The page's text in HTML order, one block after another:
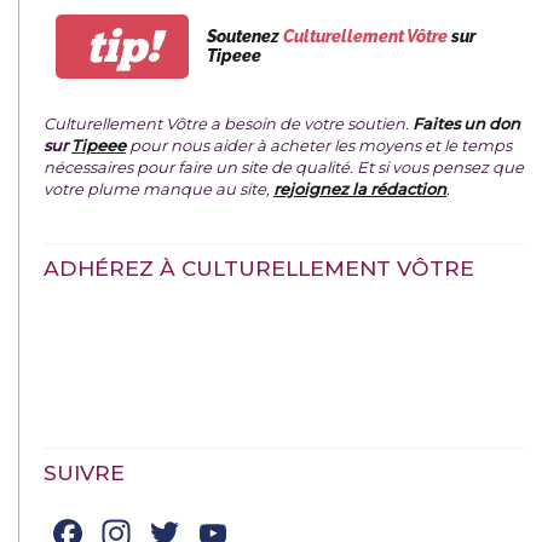
tip! SoutenezCulturellement Vôtresur
Tipeee
Culturellement Vôtre a besoin de votre soutien. Faites un don
surTipeeepour nous aider à acheter les moyens et le temps
nécessaires pour faire un site de qualité. Et si vous pensez que
votre plume manque au site, rejoignez la rédaction.
ADHÉREZ À CULTURELLEMENT VÔTRE
SUIVRE